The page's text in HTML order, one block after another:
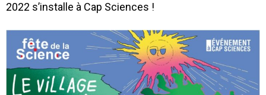
2022 s’installe à Cap Sciences !